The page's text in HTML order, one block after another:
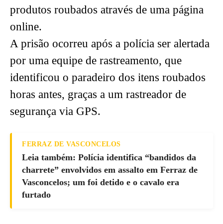
produtos roubados através de uma página
online.
A prisão ocorreu após a polícia ser alertada
por uma equipe de rastreamento, que
identificou o paradeiro dos itens roubados
horas antes, graças a um rastreador de
segurança via GPS.
FERRAZ DE VASCONCELOS
Leia também: Polícia identifica “bandidos da
charrete” envolvidos em assalto em Ferraz de
Vasconcelos; um foi detido e o cavalo era
furtado